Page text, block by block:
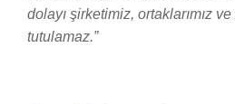
dolayı şirketimiz, ortaklarımız
tutulamaz.”